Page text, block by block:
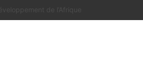
de la renforcer et de la